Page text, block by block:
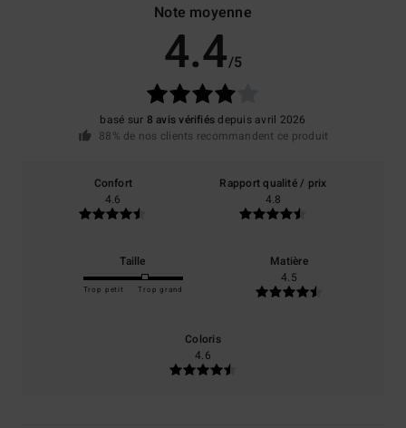
Note moyenne
4.4/5
basé sur 8 avis vérifiésdepuis avril 2026
88% de nos clients recommandent ce produit
Confort
4.6
Rapport qualité / prix
4.8
Taille
Trop petit Trop grand
Matière
4.5
Coloris
4.6